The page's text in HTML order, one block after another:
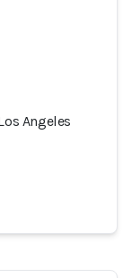
Angeles